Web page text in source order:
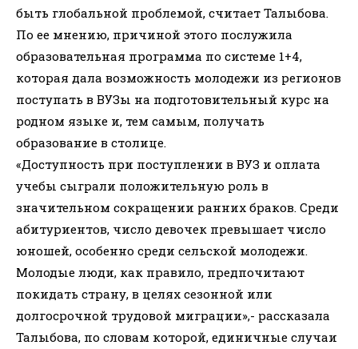
быть глобальной проблемой, считает Талыбова.
По ее мнению, причиной этого послужила
образовательная программа по системе 1+4,
которая дала возможность молодежи из регионов
поступать в ВУЗы на подготовительный курс на
родном языке и, тем самым, получать
образование в столице.
«Доступность при поступлении в ВУЗ и оплата
учебы сыграли положительную роль в
значительном сокращении ранних браков. Среди
абитуриентов, число девочек превышает число
юношей, особенно среди сельской молодежи.
Молодые люди, как правило, предпочитают
покидать страну, в целях сезонной или
долгосрочной трудовой миграции»,- рассказала
Талыбова, по словам которой, единичные случаи